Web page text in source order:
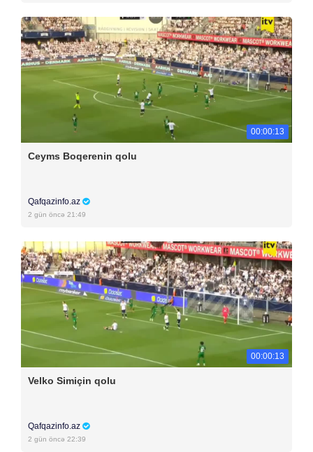
00:00:13
Ceyms Boqerenin qolu
Qafqazinfo.az
2 gün öncə 21:49
00:00:13
Velko Simiçin qolu
Qafqazinfo.az
2 gün öncə 22:39